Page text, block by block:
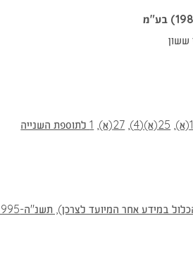
ששון
(נפתח
25(א)(4)
(נפתח
27(א)
(נפתח
1 לתוספת השנייה
(נפתח
במידע אחר המיועד לצרכן), תשנ"ה-1995